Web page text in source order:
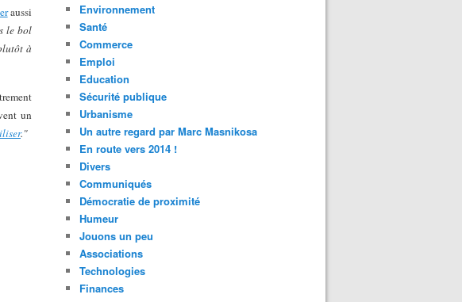
aussi
le bol
à
un
."
Environnement
Santé
Commerce
Emploi
Education
Sécurité publique
Urbanisme
Un autre regard par Marc Masnikosa
En route vers 2014 !
Divers
Communiqués
Démocratie de proximité
Humeur
Jouons un peu
Associations
Technologies
Finances